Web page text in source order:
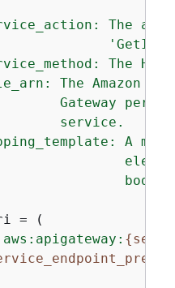
The
The
The Amazon
Gateway
service.
A
body
= (
{